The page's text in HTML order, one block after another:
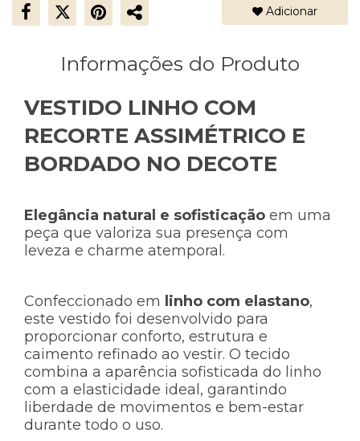
Adicionar
Informações do Produto
VESTIDO LINHO COM
RECORTE ASSIMÉTRICO E
BORDADO NO DECOTE
Elegância natural e sofisticação em uma
peça que valoriza sua presença com
leveza e charme atemporal.
Confeccionado em linho com elastano,
este vestido foi desenvolvido para
proporcionar conforto, estrutura e
caimento refinado ao vestir. O tecido
combina a aparência sofisticada do linho
com a elasticidade ideal, garantindo
liberdade de movimentos e bem-estar
durante todo o uso.